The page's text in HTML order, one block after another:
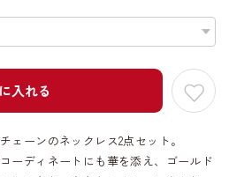
入れる
ェーンのネックレス2点セット。
ーディネートにも華を添え、ゴールド